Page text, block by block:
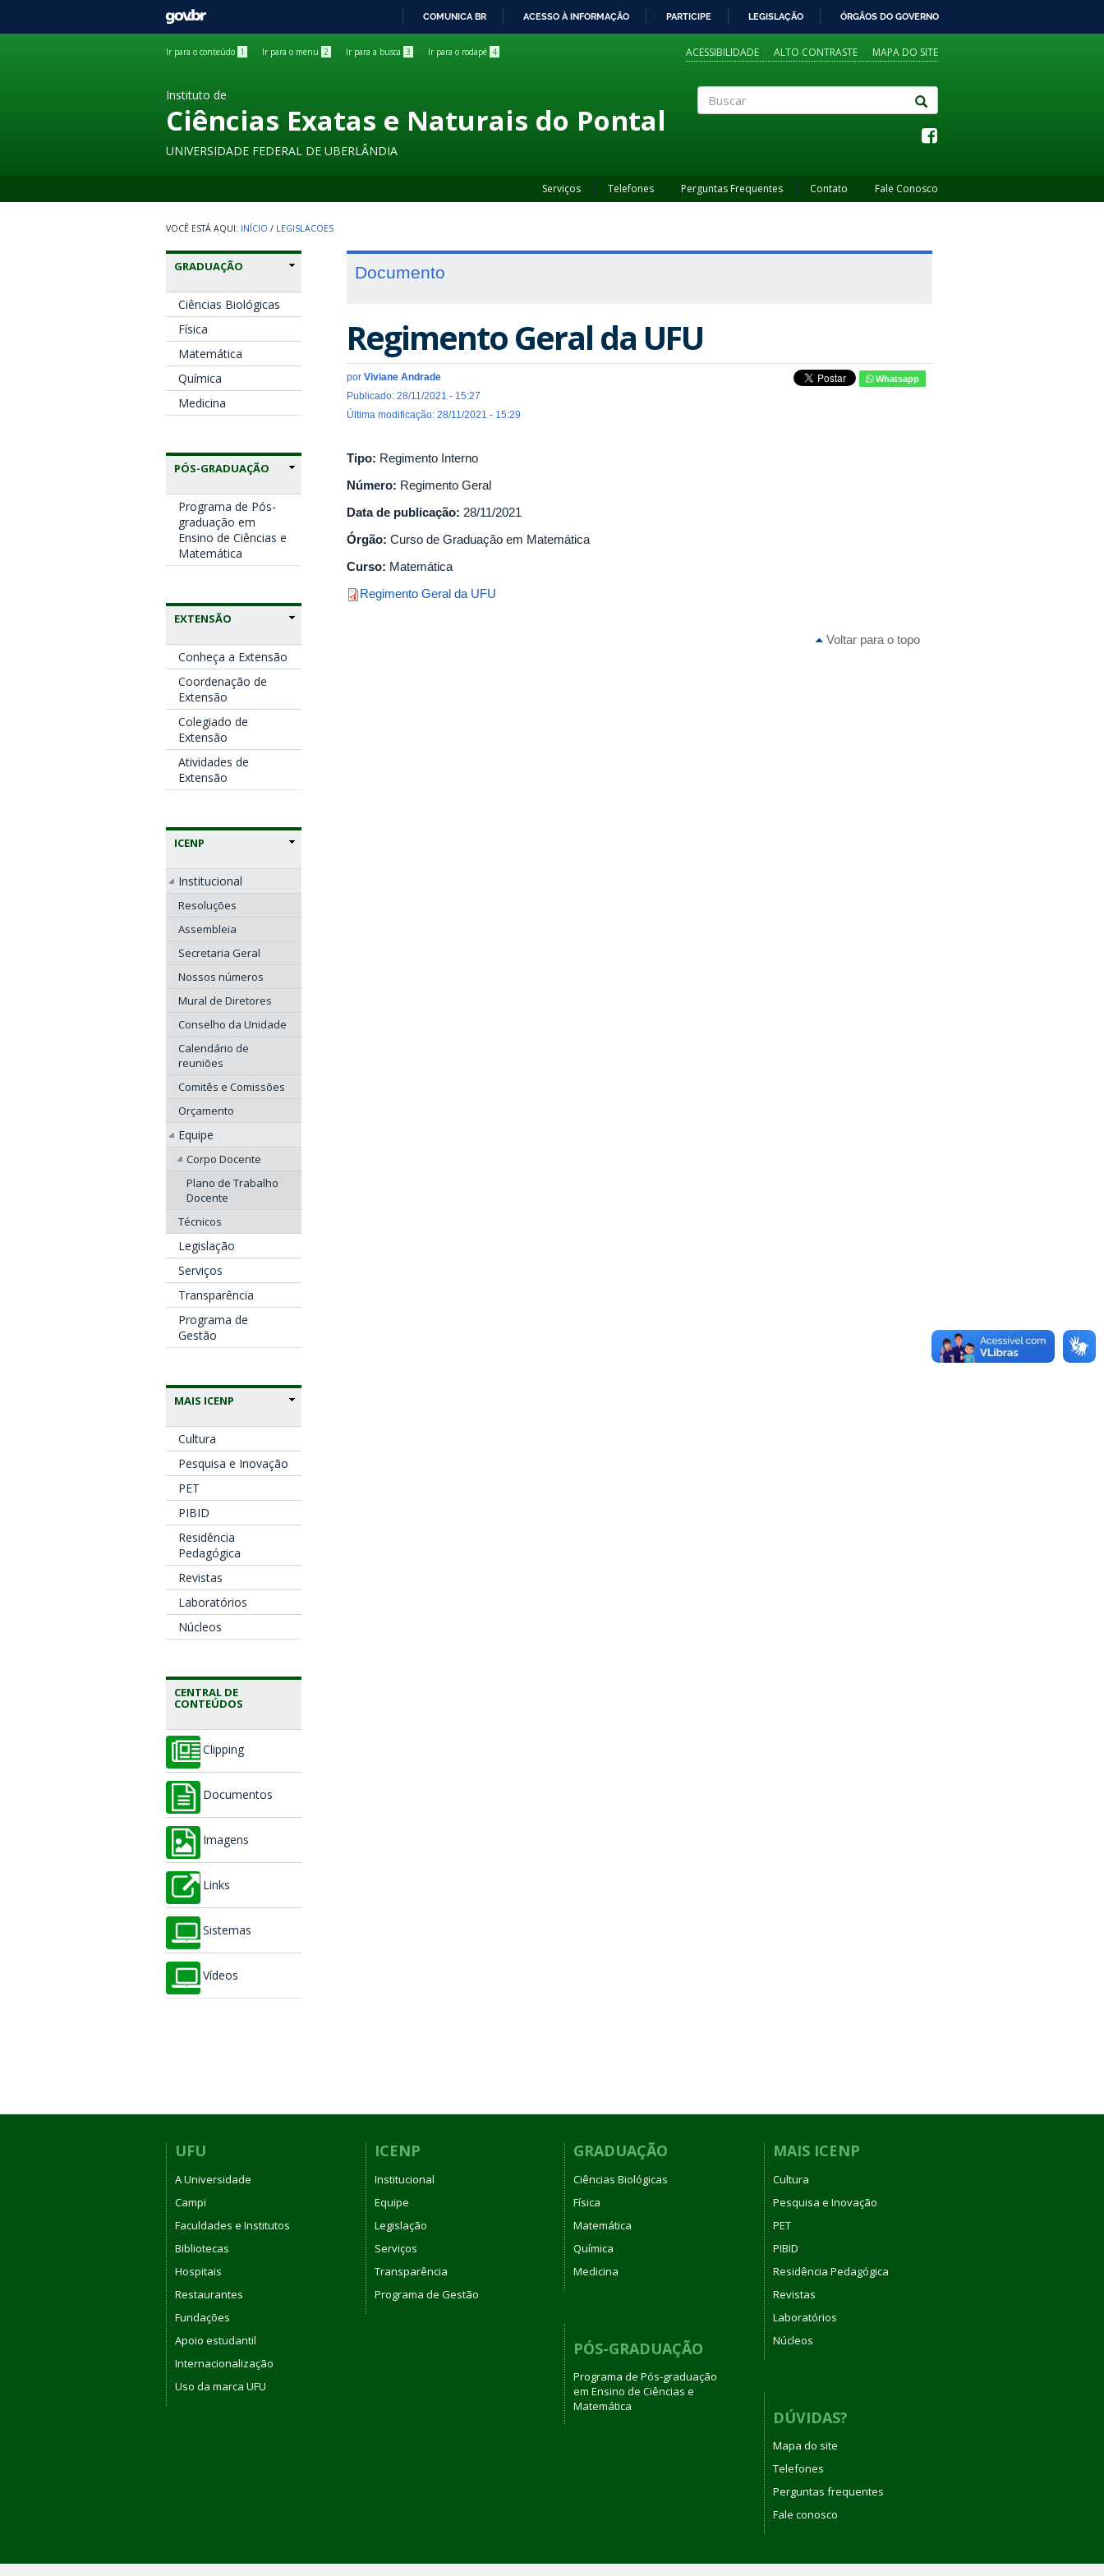
GOVBR
COMUNICA BR ACESSO À INFORMAÇÃO PARTICIPE LEGISLAÇÃO ÓRGÃOS DO GOVERNO
Ir para o conteúdo 1 Ir para o menu 2 Ir para a busca 3 Ir para o rodapé 4 ACESSIBILIDADE ALTO CONTRASTE MAPA DO SITE
Instituto de
Ciências Exatas e Naturais do Pontal
UNIVERSIDADE FEDERAL DE UBERLÂNDIA
Serviços Telefones Perguntas Frequentes Contato Fale Conosco
INÍCIO / LEGISLACOES
GRADUAÇÃO
Ciências Biológicas
Física
Matemática
Química
Medicina
PÓS-GRADUAÇÃO
Programa de Pós-
graduação em
Ensino de Ciências e
Matemática
EXTENSÃO
Conheça a Extensão
Coordenação de
Extensão
Colegiado de
Extensão
Atividades de
Extensão
ICENP
Institucional
Resoluções
Assembleia
Secretaria Geral
Nossos números
Mural de Diretores
Conselho da Unidade
Calendário de
reuniões
Comitês e Comissões
Orçamento
Equipe
Corpo Docente
Plano de Trabalho
Docente
Técnicos
Legislação
Serviços
Transparência
Programa de
Gestão
MAIS ICENP
Cultura
Pesquisa e Inovação
PET
PIBID
Residência
Pedagógica
Revistas
Laboratórios
Núcleos
CENTRAL DE
CONTEÚDOS
Clipping
Documentos
Imagens
Links
Sistemas
Vídeos
Documento
Regimento Geral da UFU
por Viviane Andrade
Publicado: 28/11/2021 - 15:27
Última modificação: 28/11/2021 - 15:29
Whatsapp
Tipo: Regimento Interno
Número: Regimento Geral
Data de publicação: 28/11/2021
Órgão: Curso de Graduação em Matemática
Curso: Matemática
Regimento Geral da UFU
Voltar para o topo
UFU
A Universidade
Campi
Faculdades e Institutos
Bibliotecas
Hospitais
Restaurantes
Fundações
Apoio estudantil
Internacionalização
Uso da marca UFU
ICENP
Institucional
Equipe
Legislação
Serviços
Transparência
Programa de Gestão
GRADUAÇÃO
Ciências Biológicas
Física
Matemática
Química
Medicina
PÓS-GRADUAÇÃO
Programa de Pós-graduação
em Ensino de Ciências e
Matemática
MAIS ICENP
Cultura
Pesquisa e Inovação
PET
PIBID
Residência Pedagógica
Revistas
Laboratórios
Núcleos
DÚVIDAS?
Mapa do site
Telefones
Perguntas frequentes
Fale conosco